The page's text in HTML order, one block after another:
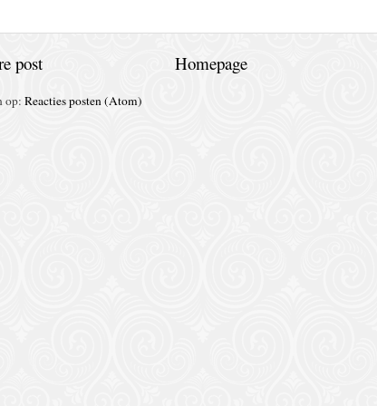
post Homepage
op: Reacties posten (Atom)